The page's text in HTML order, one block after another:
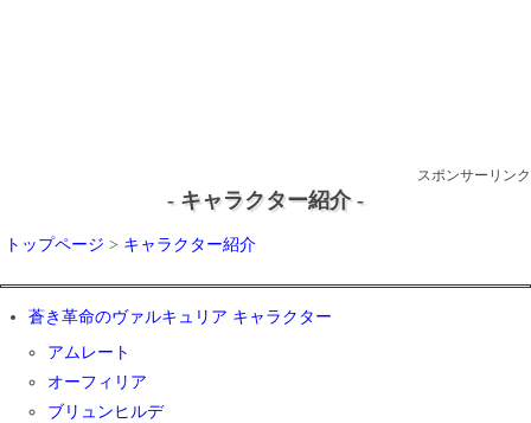
スポンサーリンク
- キャラクター紹介 -
トップページ > キャラクター紹介
蒼き革命のヴァルキュリア キャラクター
アムレート
オーフィリア
ブリュンヒルデ